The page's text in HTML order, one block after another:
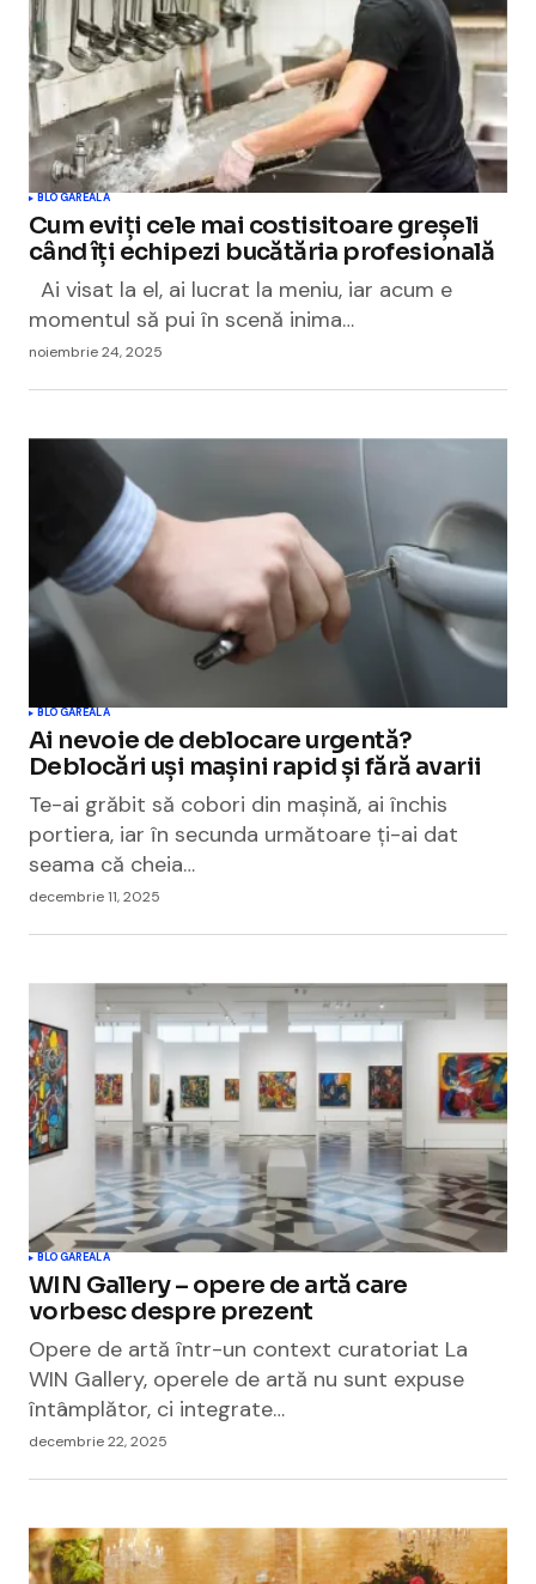
BLOGAREALA
Cum eviți cele mai costisitoare greșeli
când îți echipezi bucătăria profesională
Ai visat la el, ai lucrat la meniu, iar acum e
momentul să pui în scenă inima…
noiembrie 24, 2025
BLOGAREALA
Ai nevoie de deblocare urgentă?
Deblocări uși mașini rapid și fără avarii
Te-ai grăbit să cobori din mașină, ai închis
portiera, iar în secunda următoare ți-ai dat
seama că cheia…
decembrie 11, 2025
BLOGAREALA
WIN Gallery – opere de artă care
vorbesc despre prezent
Opere de artă într-un context curatoriat La
WIN Gallery, operele de artă nu sunt expuse
întâmplător, ci integrate…
decembrie 22, 2025